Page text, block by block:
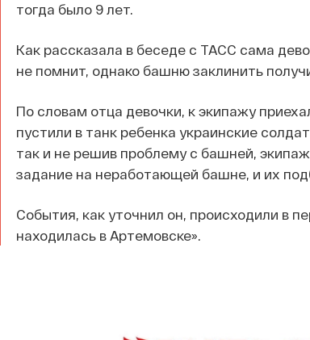
тогда было 9 лет.
Как рассказала в беседе с ТАСС сама
не помнит, однако башню заклинить
По словам отца девочки, к экипажу
пустили в танк ребенка украинские
так и не решив проблему с башней,
задание на неработающей башне, и их
События, как уточнил он, происходили в
находилась в Артемовске».